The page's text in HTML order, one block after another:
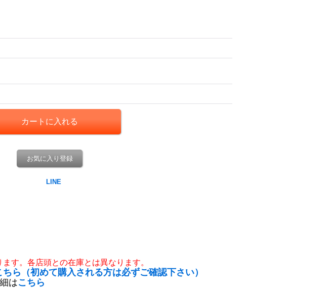
お気に入り登録
す。各店頭との在庫とは異なります。
ら（初めて購入される方は必ずご確認下さい）
はこちら